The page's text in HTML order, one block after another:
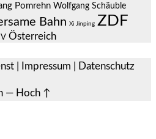
Pomrehn Wolfgang Schäuble
Bahn Xi Jinping ZDF
Österreich
Impressum Datenschutz
— Hoch ↑